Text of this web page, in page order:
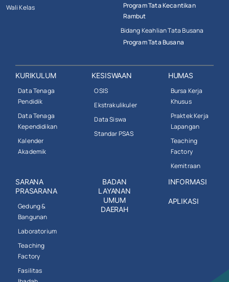
Wali Kelas
Program Tata Kecantikan
Rambut
Bidang Keahlian Tata Busana
Program Tata Busana
KURIKULUM
Data Tenaga
Pendidik
Data Tenaga
Kependidikan
Kalender
Akademik
KESISWAAN
OSIS
Ekstrakulikuler
Data Siswa
Standar PSAS
HUMAS
Bursa Kerja
Khusus
Praktek Kerja
Lapangan
Teaching
Factory
Kemitraan
SARANA
PRASARANA
Gedung &
Bangunan
Laboratorium
Teaching
Factory
Fasilitas
BADAN
LAYANAN
UMUM
DAERAH
INFORMASI
APLIKASI